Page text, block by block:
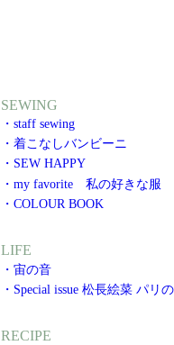
SEWING
・staff sewing
・着こなしバンビーニ
・SEW HAPPY
・my favorite 私の好きな服
・COLOUR BOOK
LIFE
・宙の音
・Special issue 松長絵菜 パリ
RECIPE